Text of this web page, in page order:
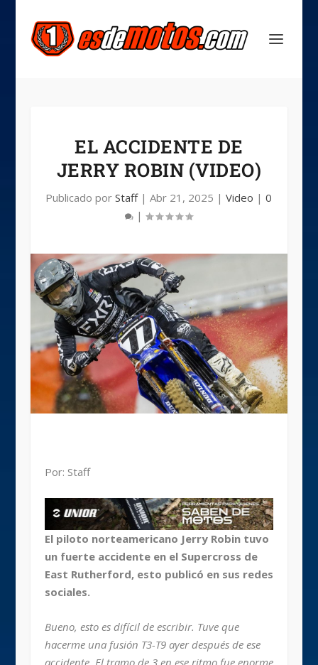
EL ACCIDENTE DE
JERRY ROBIN (VIDEO)
Publicado porStaff|Abr 21, 2025 |Video |0
|
Por: Staff
El piloto norteamericano Jerry Robin tuvo
un fuerte accidente en el Supercross de
East Rutherford, esto publicó en sus redes
sociales.
Bueno, esto es difícil de escribir. Tuve que
hacerme una fusión T3-T9 ayer después de ese
accidente. El tramo de 3 en ese ritmo fue enorme